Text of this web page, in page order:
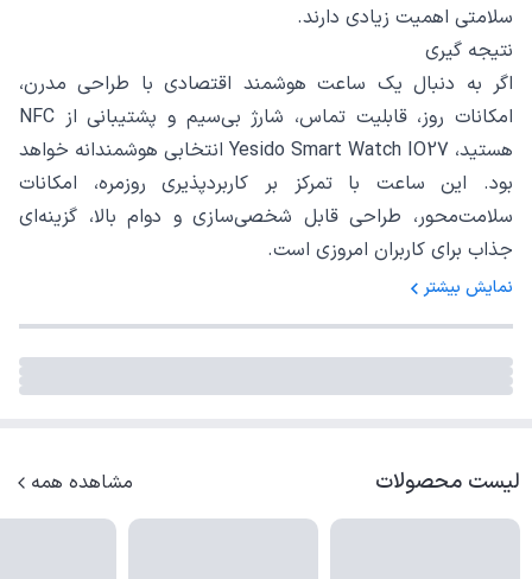
سلامتی اهمیت زیادی دارند.
نتیجه‌ گیری
اگر به دنبال یک ساعت هوشمند اقتصادی با طراحی مدرن،
امکانات روز، قابلیت تماس، شارژ بی‌سیم و پشتیبانی از NFC
هستید، Yesido Smart Watch IO27 انتخابی هوشمندانه خواهد
بود. این ساعت با تمرکز بر کاربردپذیری روزمره، امکانات
سلامت‌محور، طراحی قابل شخصی‌سازی و دوام بالا، گزینه‌ای
جذاب برای کاربران امروزی است.
نمایش بیشتر
لیست محصولات مشاهده همه